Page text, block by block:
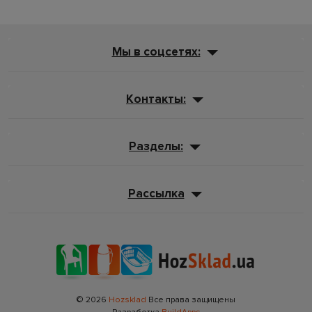
Мы в соцсетях:
Контакты:
Разделы:
Рассылка
© 2026 Hozsklad Все права защищены